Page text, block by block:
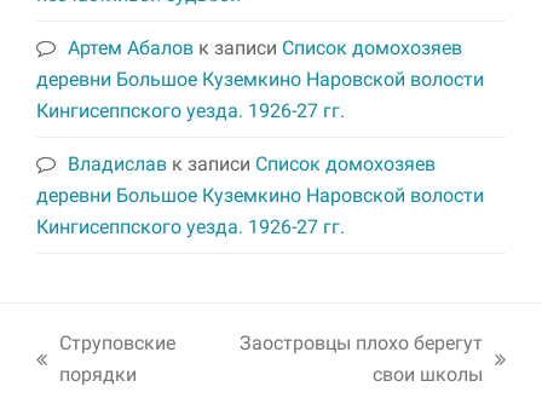
Артем Абалов к записи Список домохозяев
деревни Большое Куземкино Наровской волости
Кингисеппского уезда. 1926-27 гг.
Владислав к записи Список домохозяев
деревни Большое Куземкино Наровской волости
Кингисеппского уезда. 1926-27 гг.
previous
Струповские
порядки
Заостровцы плохо берегут
свои школы